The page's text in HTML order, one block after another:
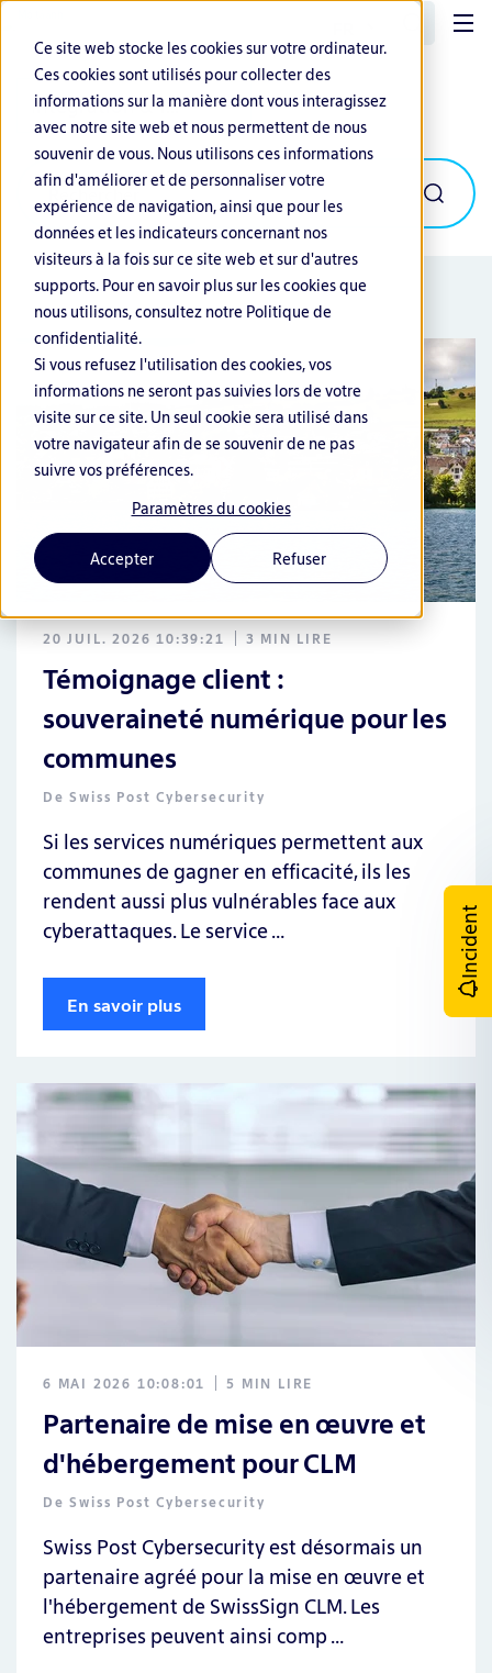
Ce site web stocke les cookies sur votre ordinateur.
Ces cookies sont utilisés pour collecter des
informations sur la manière dont vous interagissez
avec notre site web et nous permettent de nous
souvenir de vous. Nous utilisons ces informations
afin d'améliorer et de personnaliser votre
expérience de navigation, ainsi que pour les
données et les indicateurs concernant nos
visiteurs à la fois sur ce site web et sur d'autres
supports. Pour en savoir plus sur les cookies que
nous utilisons, consultez notre Politique de
confidentialité.
Si vous refusez l'utilisation des cookies, vos
informations ne seront pas suivies lors de votre
visite sur ce site. Un seul cookie sera utilisé dans
votre navigateur afin de se souvenir de ne pas
suivre vos préférences.
Paramètres du cookies
Accepter Refuser
Integration & Technical Consulting
20 JUIL. 2026 10:39:21 3 MIN LIRE
Témoignage client :
souveraineté numérique pour les
communes
DeSwiss Post Cybersecurity
Si les services numériques permettent aux
communes de gagner en efficacité, ils les
rendent aussi plus vulnérables face aux
cyberattaques. Le service …
En savoir plus
6 MAI 2026 10:08:01 5 MIN LIRE
Partenaire de mise en œuvre et
d'hébergement pour CLM
DeSwiss Post Cybersecurity
Swiss Post Cybersecurity est désormais un
partenaire agréé pour la mise en œuvre et
l'hébergement de SwissSign CLM. Les
entreprises peuvent ainsi comp …
Incident